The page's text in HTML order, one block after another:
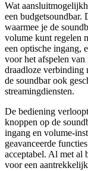
Wat
een
waarmee je de
volume kunt regelen
een optische ingang,
voor het afspelen
draadloze verbinding
de soundbar ook
streamingdiensten.
De bediening
knoppen op de
ingang en volume-
geavanceerde
acceptabel. Al met al
voor een